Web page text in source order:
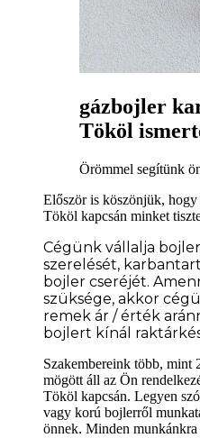
gázbojler
Tököl
Örömmel segítünk
Először is köszönjük,
Tököl kapcsán minket
Cégünk vállalja
szerelését,
bojler cseréjét.
szüksége, akkor
remek ár / érték
bojlert kínál
Szakembereink több, mint
mögött áll az Ön
Tököl kapcsán. Legyen
vagy korú bojlerről
önnek. Minden